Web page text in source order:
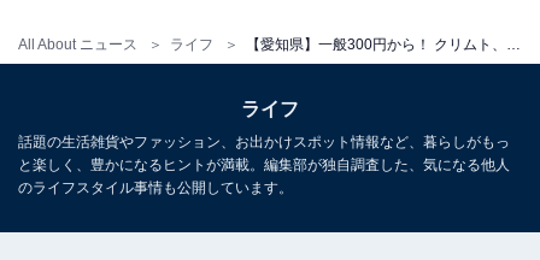
All About ニュース ライフ
常設展：一般300円、高校・大学生200円、市内在住65歳
以上100円（中学生以下無料）
特別展：展覧会ごとに異なります
名古屋市科学館との共通観覧券：一般500円
ライフ
話題の生活雑貨やファッション、お出かけスポット情報など、暮らしがもっ
と楽しく、豊かになるヒントが満載。編集部が独自調査した、気になる他人
のライフスタイル事情も公開しています。